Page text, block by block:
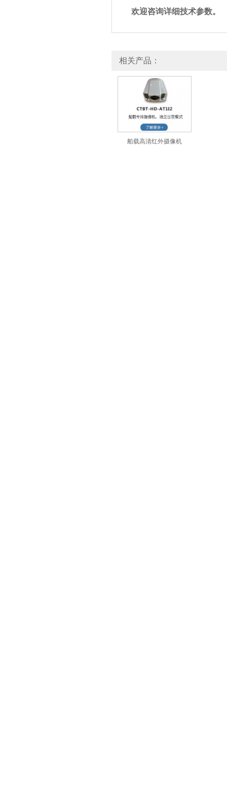
欢迎咨询详细技术参数。
相关产品：
船载高清红外摄像机